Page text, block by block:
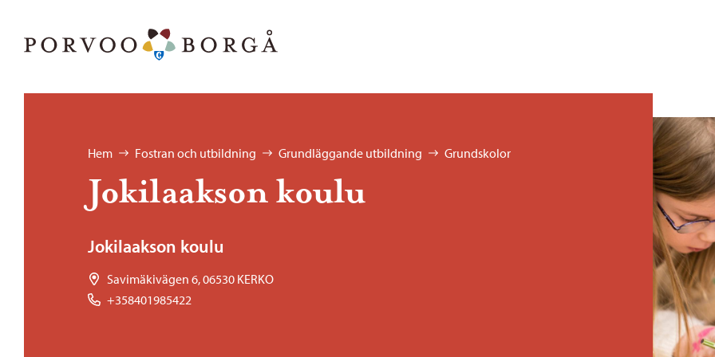
Bläddra:
Hem Fostran och utbildning Grundläggande utbildning Grundskolor
Jokilaakson koulu
Jokilaakson koulu
Savimäkivägen 6, 06530 KERKO
+358401985422